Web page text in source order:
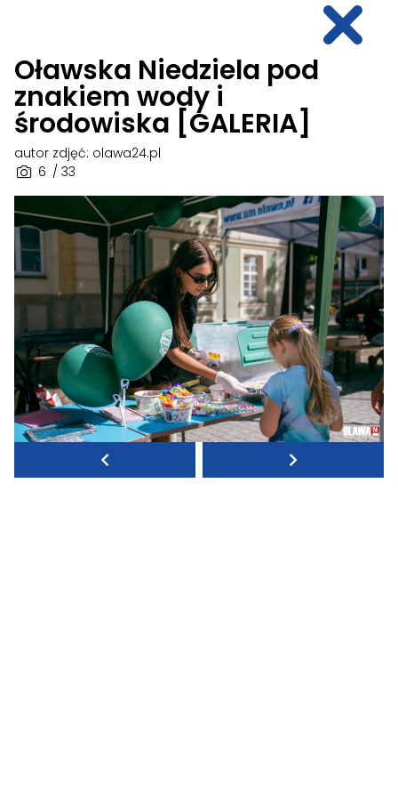
Oławska Niedziela pod
znakiem wody i
środowiska [GALERIA]
6 / 33
autor zdjęć: olawa24.pl